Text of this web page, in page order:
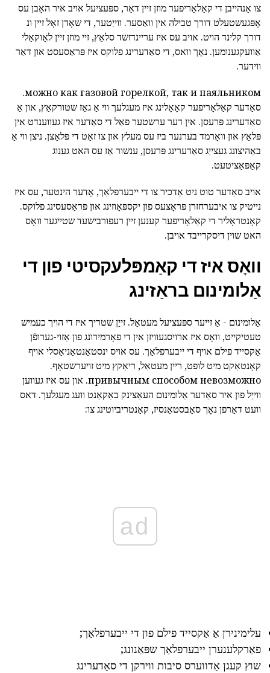
צו אָנהייבן די קאַלאָריפער מוזן זיין דאַר, ספּעציעל אויב איר האָבן עס
אָפּגעשטעלט דורך טבילה אין וואַסער. ווייַטער, די שאָדן זאָל זיין ונ
דורך קלינד הויט. אויב עס איז עריינדזשד סלאַץ, זיי מוזן זיין לאָוקאַלי
אַוועקגענומען. נאָך וואס, די סאַדערינג פלוקס איז פּראַסעסט און דאַר
ווידער.
можно как газовой горелкой, так и паяльником.
סאַדער קאַלאָריפער קאָאָלינג איז מעגלעך ווי אַ גאַז שטורקאַץ, און אַ
סאַדערינג פּרעסן. אין דער ערשטער פאַל די סאַדער איז געווענדט אין
פּלאַץ און וואָרמד בערנער ביז עס מעלץ און צו זאַט די פּלאַצן. ניצן ווי אַ
באַהיצונג געצייַג סאַדערינג פּרעסן, ענשור אַז עס האט גענוג
קאַפּאַציטעט.
אויב סאַדער טוט ניט אַדכיר צו די ייבערפלאַך, אָדער הינטער, עס איז
נייטיק צו איבערחזרן פּראָצעס פון יקספּאָוזינג און פּראַסעסינג פלוקס.
קאָנטראָליר די קאַלאָריפער קענען זיין רעפורבישעד שטייגער וואָס
האט שוין דיסקרייבד אויבן.
וואָס איז די קאַמפּלעקסיטי פון די
אַלומינום בראַזינג
אַלומינום - אַ זייער ספּעציעל מעטאַל. זייַן שטריך איז די הויך כעמיש
טעטיקייט, וואָס איז ארויסגעוויזן אין די פאָרמירונג פון אַזוי-גערופֿן
אַקסייד פילם אויף די ייבערפלאַך. עס אויס ינסטאַנטאַניאַסלי אויף
קאָנטאַקט מיט לופט, ריין מעטאַל, ריאַקץ מיט זויערשטאָף.
привычным способом невозможно. און עס איז געווען
ווייַל פון אירסאַדער אַלומינום העאַצינק באַקאַנט וועג מעגלעך. דאס
וועט דאַרפן נאָך סאַבסטאַנסיז, קאַנטריביוטינג צו:
ad
עלימינירן אַ אַקסייד פילם פון די ייבערפלאַך;
פאַרקלענערן ייבערפלאַך שפּאַנונג;
שוץ קעגן אַדווערס סיבות ווירקן די סאַדערינג